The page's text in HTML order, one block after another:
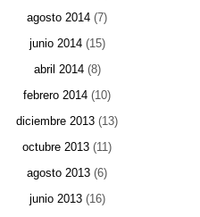
agosto 2014 (7)
junio 2014(15)
abril 2014(8)
febrero 2014 (10)
diciembre 2013 (13)
octubre 2013 (11)
agosto 2013 (6)
junio 2013(16)